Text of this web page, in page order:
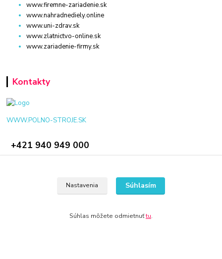
www.firemne-zariadenie.sk
www.nahradnediely.online
www.uni-zdrav.sk
www.zlatnictvo-online.sk
www.zariadenie-firmy.sk
Kontakty
WWW.POLNO-STROJE.SK
+421 940 949 000
Nastavenia Súhlasím
Súhlas môžete odmietnuťtu.